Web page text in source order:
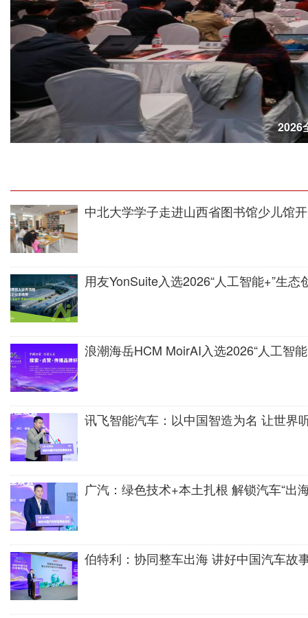
举行
中北大学学子走进山西省图书馆少儿馆
用友YonSuite入选2026“人工智能+”生态
浪潮海岳HCM MoirAI入选2026“人工智
讯飞智能汽车：以中国智造为名 让世界
广汽：绿色技术+本土扎根 解锁汽车“出
伯特利：协同整车出海 讲好中国汽车故